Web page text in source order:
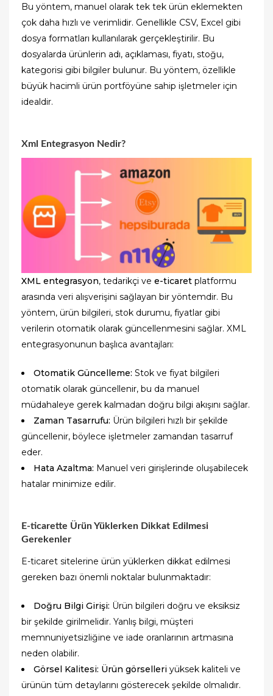
Bu yöntem, manuel olarak tek tek ürün eklemekten
çok daha hızlı ve verimlidir. Genellikle CSV, Excel gibi
dosya formatları kullanılarak gerçekleştirilir. Bu
dosyalarda ürünlerin adı, açıklaması, fiyatı, stoğu,
kategorisi gibi bilgiler bulunur. Bu yöntem, özellikle
büyük hacimli ürün portföyüne sahip işletmeler için
idealdir.
Xml Entegrasyon Nedir?
XML entegrasyon, tedarikçi ve e-ticaret platformu
arasında veri alışverişini sağlayan bir yöntemdir. Bu
yöntem, ürün bilgileri, stok durumu, fiyatlar gibi
verilerin otomatik olarak güncellenmesini sağlar. XML
entegrasyonunun başlıca avantajları:
Otomatik Güncelleme: Stok ve fiyat bilgileri
otomatik olarak güncellenir, bu da manuel
müdahaleye gerek kalmadan doğru bilgi akışını sağlar.
Zaman Tasarrufu: Ürün bilgileri hızlı bir şekilde
güncellenir, böylece işletmeler zamandan tasarruf
eder.
Hata Azaltma: Manuel veri girişlerinde oluşabilecek
hatalar minimize edilir.
E-ticarette Ürün Yüklerken Dikkat Edilmesi
Gerekenler
E-ticaret sitelerine ürün yüklerken dikkat edilmesi
gereken bazı önemli noktalar bulunmaktadır:
Doğru Bilgi Girişi: Ürün bilgileri doğru ve eksiksiz
bir şekilde girilmelidir. Yanlış bilgi, müşteri
memnuniyetsizliğine ve iade oranlarının artmasına
neden olabilir.
Görsel Kalitesi: Ürün görselleri yüksek kaliteli ve
ürünün tüm detaylarını gösterecek şekilde olmalıdır.